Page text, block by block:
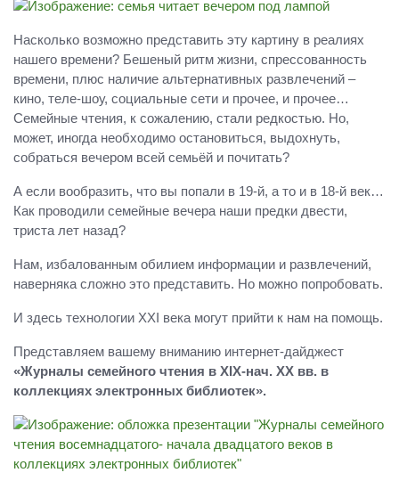
Насколько возможно представить эту картину в реалиях
нашего времени? Бешеный ритм жизни, спрессованность
времени, плюс наличие альтернативных развлечений –
кино, теле-шоу, социальные сети и прочее, и прочее…
Семейные чтения, к сожалению, стали редкостью. Но,
может, иногда необходимо остановиться, выдохнуть,
собраться вечером всей семьёй и почитать?
А если вообразить, что вы попали в 19-й, а то и в 18-й век…
Как проводили семейные вечера наши предки двести,
триста лет назад?
Нам, избалованным обилием информации и развлечений,
наверняка сложно это представить. Но можно попробовать.
И здесь технологии XXI века могут прийти к нам на помощь.
Представляем вашему вниманию интернет-дайджест
«Журналы семейного чтения в XIX-нач. XX вв. в
коллекциях электронных библиотек».